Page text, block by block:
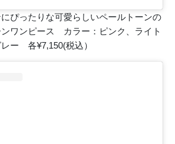
ぴったりな可愛らしいペールトーンの
ンワンピース カラー：ピンク、ライト
ー 各¥7,150(税込）